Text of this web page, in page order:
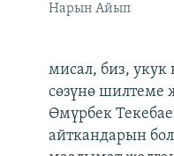
Нарын Айып
мисал, биз, укук
сөзүнө шилтеме
Өмүрбек
айткандарын